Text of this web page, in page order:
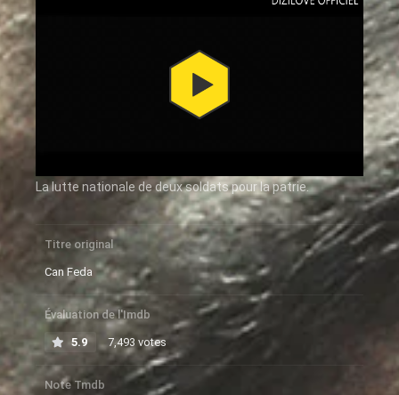
La lutte nationale de deux soldats pour la patrie.
Titre original
Can Feda
Évaluation de l'Imdb
5.9 7,493 votes
Note Tmdb